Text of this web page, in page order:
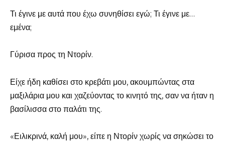
Τι έγινε με αυτά που έχω συνηθίσει εγώ; Τι έγινε με…
εμένα;
Γύρισα προς τη Ντορίν.
Είχε ήδη καθίσει στο κρεβάτι μου, ακουμπώντας στα
μαξιλάρια μου και χαζεύοντας το κινητό της, σαν να ήταν η
βασίλισσα στο παλάτι της.
«Ειλικρινά, καλή μου», είπε η Ντορίν χωρίς να σηκώσει το